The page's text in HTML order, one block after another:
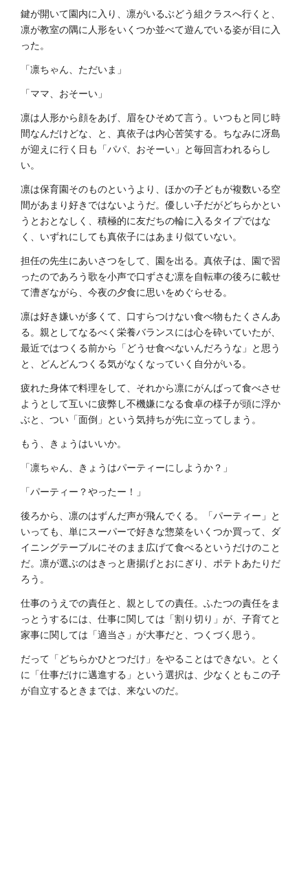
鍵が開いて園内に入り、凛がいるぶどう組クラスへ行くと、
凛が教室の隅に人形をいくつか並べて遊んでいる姿が目に入
った。
「凛ちゃん、ただいま」
「ママ、おそーい」
凛は人形から顔をあげ、眉をひそめて言う。いつもと同じ時
間なんだけどな、と、真依子は内心苦笑する。ちなみに冴島
が迎えに行く日も「パパ、おそーい」と毎回言われるらし
い。
凛は保育園そのものというより、ほかの子どもが複数いる空
間があまり好きではないようだ。優しい子だがどちらかとい
うとおとなしく、積極的に友だちの輪に入るタイプではな
く、いずれにしても真依子にはあまり似ていない。
担任の先生にあいさつをして、園を出る。真依子は、園で習
ったのであろう歌を小声で口ずさむ凛を自転車の後ろに載せ
て漕ぎながら、今夜の夕食に思いをめぐらせる。
凛は好き嫌いが多くて、口すらつけない食べ物もたくさんあ
る。親としてなるべく栄養バランスには心を砕いていたが、
最近ではつくる前から「どうせ食べないんだろうな」と思う
と、どんどんつくる気がなくなっていく自分がいる。
疲れた身体で料理をして、それから凛にがんばって食べさせ
ようとして互いに疲弊し不機嫌になる食卓の様子が頭に浮か
ぶと、つい「面倒」という気持ちが先に立ってしまう。
もう、きょうはいいか。
「凛ちゃん、きょうはパーティーにしようか？」
「パーティー？やったー！」
後ろから、凛のはずんだ声が飛んでくる。「パーティー」と
いっても、単にスーパーで好きな惣菜をいくつか買って、ダ
イニングテーブルにそのまま広げて食べるというだけのこと
だ。凛が選ぶのはきっと唐揚げとおにぎり、ポテトあたりだ
ろう。
仕事のうえでの責任と、親としての責任。ふたつの責任をま
っとうするには、仕事に関しては「割り切り」が、子育てと
家事に関しては「適当さ」が大事だと、つくづく思う。
だって「どちらかひとつだけ」をやることはできない。とく
に「仕事だけに邁進する」という選択は、少なくともこの子
が自立するときまでは、来ないのだ。